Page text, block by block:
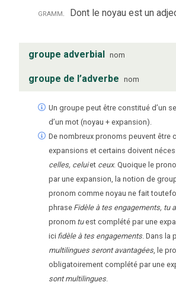
gramm. Dont le noyau est un
groupe adverbial nom
groupe de l’adverbe nom
Un groupe peut être constitué d’un
d’un mot (noyau + expansion).
De nombreux pronoms peuvent être
expansions et certains doivent
celles, celuiet ceux. Quoique le
par une expansion, la notion de
pronom comme noyau ne fait
phrase Fidèle à tes engagements, tu
pronom tuest complété par une
ici fidèle à tes engagements. Dans la
multilingues seront avantagées, le
obligatoirement complété par une
sont multilingues.